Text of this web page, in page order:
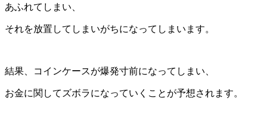
あふれてしまい、
それを放置してしまいがちになってしまいます。
結果、コインケースが爆発寸前になってしまい、
お金に関してズボラになっていくことが予想されます。